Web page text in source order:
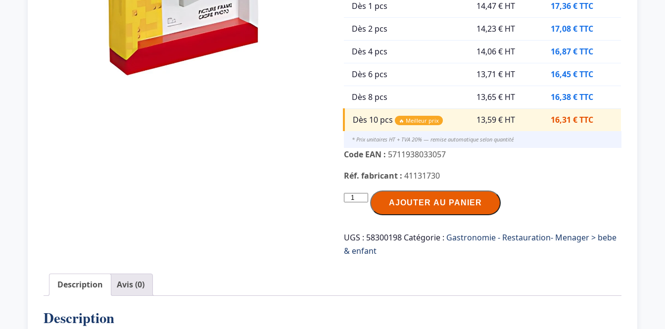
Dès 1 pcs 14,47 € HT 17,36 € TTC
Dès 2 pcs 14,23 € HT 17,08 € TTC
Dès 4 pcs 14,06 € HT 16,87 € TTC
Dès 6 pcs 13,71 € HT 16,45 € TTC
Dès 8 pcs 13,65 € HT 16,38 € TTC
Dès 10 pcs 🔥 Meilleur prix 13,59 € HT 16,31 € TTC
* Prix unitaires HT + TVA 20% — remise automatique selon quantité
Code EAN : 5711938033057
Réf. fabricant : 41131730
quantité
Cadre
photo
AJOUTER AU PANIER
UGS : 58300198 Catégorie : Gastronomie - Restauration- Menager > bebe
& enfant
Description Avis (0)
Description